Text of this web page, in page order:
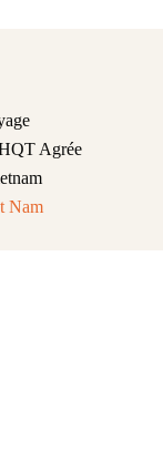
Agrée
Nam